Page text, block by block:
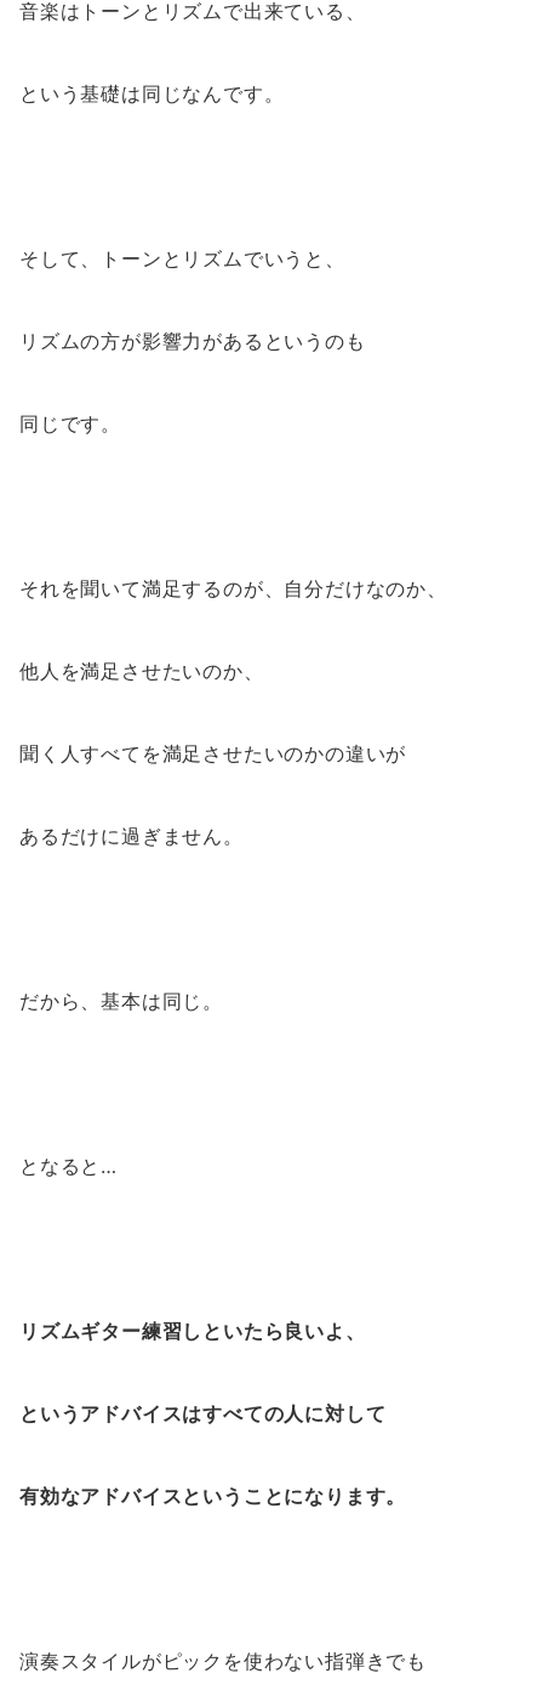
音楽はトーンとリズムで出来ている、
という基礎は同じなんです。
そして、トーンとリズムでいうと、
リズムの方が影響力があるというのも
同じです。
それを聞いて満足するのが、自分だけなのか、
他人を満足させたいのか、
聞く人すべてを満足させたいのかの違いが
あるだけに過ぎません。
だから、基本は同じ。
となると…
リズムギター練習しといたら良いよ、
というアドバイスはすべての人に対して
有効なアドバイスということになります。
演奏スタイルがピックを使わない指弾きでも